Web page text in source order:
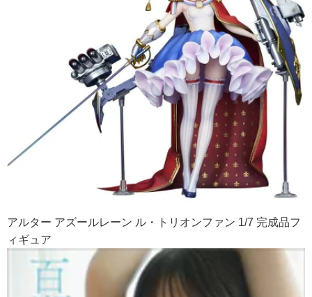
アルター アズールレーン ル・トリオンファン 1/7 完成品フ
ィギュア